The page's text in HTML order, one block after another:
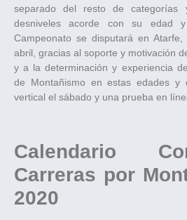
separado del resto de
desniveles acorde con su edad
Campeonato se disputará en
abril, gracias al soporte y motivación
y a la determinación y experiencia
de Montañismo en estas edades y
vertical el sábado y una prueba en
Calendario
Carreras por
2020